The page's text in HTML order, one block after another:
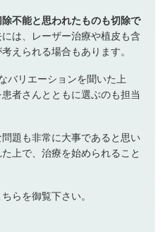
除不能と思われたものも切除で
は、レーザー治療や植皮も含
えられる場合もあります。
バリエーションを聞いた上
者さんとともに選ぶのも担当
題も非常に大事であると思い
上で、治療を始められること
らを御覧下さい。